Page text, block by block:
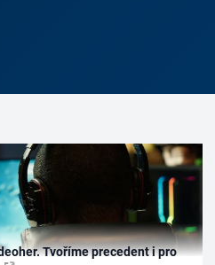
Tvoříme precedent i pro